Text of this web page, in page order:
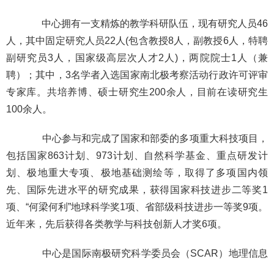
中心拥有一支精炼的教学科研队伍，现有研究人员46
人，其中固定研究人员22人(包含教授8人，副教授6人，特聘
副研究员3人
，国家级高层次人才2人)，两院院士1人（兼
聘）；其中，3名学者入选国家南北极考察活动行政许可评审
专家库。 共培养博、硕士研究生200余人，目前在读研究生
100余人。
中心参与和完成了国家和部委的多项重大科技项目，
包括国家863计划、973计划、自然科学基金、重点研发计
划、极地重大专项、极地基础测绘等，取得了多项国内领
先、国际先进水平的研究成果，获得国家科技进步二等奖1
项、“何梁何利”地球科学奖1项、省部级科技进步一等奖9项。
近年来，先后获得各类教学与科技创新人才奖6项。
中心是国际南极研究科学委员会（SCAR）地理信息